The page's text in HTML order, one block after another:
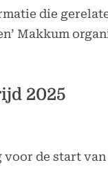
die
Makkum
2025
voor de start